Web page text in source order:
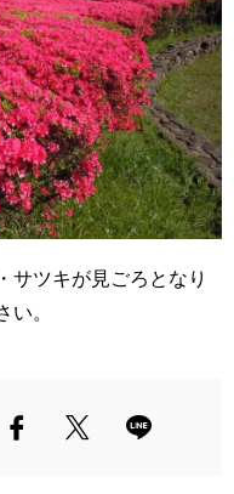
サツキが見ごろとなり
。